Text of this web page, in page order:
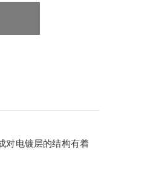
对电镀层的结构有着